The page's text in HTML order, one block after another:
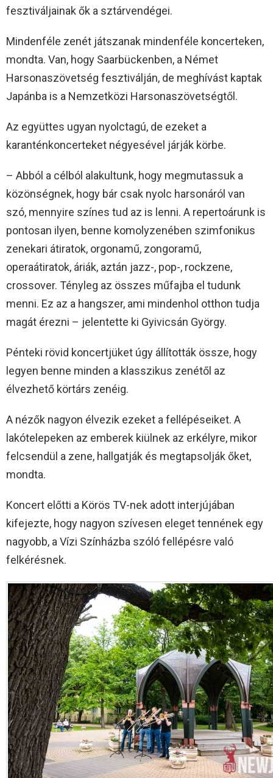
fesztiváljainak ők a sztárvendégei.
Mindenféle zenét játszanak mindenféle koncerteken,
mondta. Van, hogy Saarbückenben, a Német
Harsonaszövetség fesztiválján, de meghívást kaptak
Japánba is a Nemzetközi Harsonaszövetségtől.
Az együttes ugyan nyolctagú, de ezeket a
karanténkoncerteket négyesével járják körbe.
– Abból a célból alakultunk, hogy megmutassuk a
közönségnek, hogy bár csak nyolc harsonáról van
szó, mennyire színes tud az is lenni. A repertoárunk is
pontosan ilyen, benne komolyzenében szimfonikus
zenekari átiratok, orgonamű, zongoramű,
operaátiratok, áriák, aztán jazz-, pop-, rockzene,
crossover. Tényleg az összes műfajba el tudunk
menni. Ez az a hangszer, ami mindenhol otthon tudja
magát érezni – jelentette ki Gyivicsán György.
Pénteki rövid koncertjüket úgy állították össze, hogy
legyen benne minden a klasszikus zenétől az
élvezhető körtárs zenéig.
A nézők nagyon élvezik ezeket a fellépéseiket. A
lakótelepeken az emberek kiülnek az erkélyre, mikor
felcsendül a zene, hallgatják és megtapsolják őket,
mondta.
Koncert előtti a Körös TV-nek adott interjújában
kifejezte, hogy nagyon szívesen eleget tennének egy
nagyobb, a Vízi Színházba szóló fellépésre való
felkérésnek.